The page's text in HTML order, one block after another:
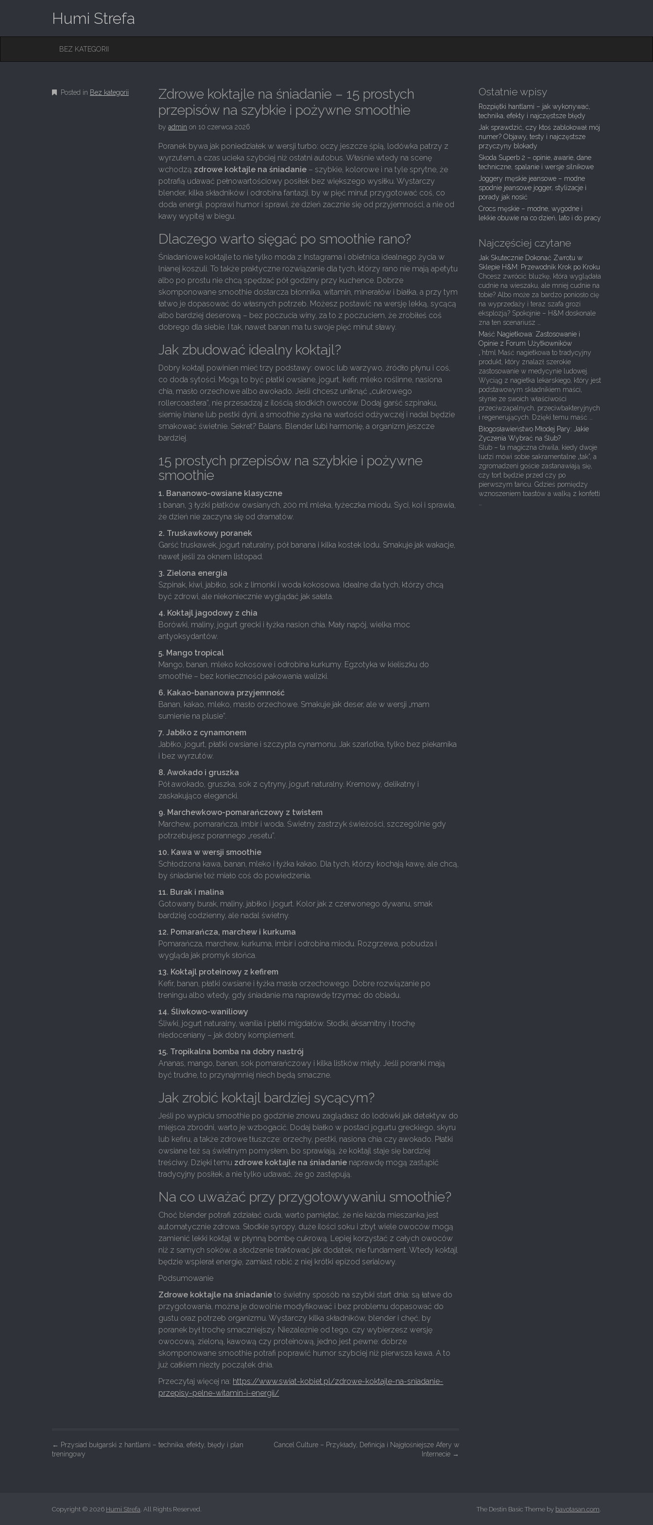
Humi Strefa
M
M
C
BEZ KATEGORII
Posted in Bez kategorii
Zdrowe koktajle na śniadanie – 15 prostych
przepisów na szybkie i pożywne smoothie
byadmin on 10 czerwca 2026
Poranek bywa jak poniedziałek w wersji turbo: oczy jeszcze śpią, lodówka patrzy z
wyrzutem, a czas ucieka szybciej niż ostatni autobus. Właśnie wtedy na scenę
wchodzą zdrowe koktajle na śniadanie – szybkie, kolorowe i na tyle sprytne, że
potrafią udawać pełnowartościowy posiłek bez większego wysiłku. Wystarczy
blender, kilka składników i odrobina fantazji, by w pięć minut przygotować coś, co
doda energii, poprawi humor i sprawi, że dzień zacznie się od przyjemności, a nie od
kawy wypitej w biegu.
Dlaczego warto sięgać po smoothie rano?
Śniadaniowe koktajle to nie tylko moda z Instagrama i obietnica idealnego życia w
lnianej koszuli. To także praktyczne rozwiązanie dla tych, którzy rano nie mają apetytu
albo po prostu nie chcą spędzać pół godziny przy kuchence. Dobrze
skomponowane smoothie dostarcza błonnika, witamin, minerałów i białka, a przy tym
łatwo je dopasować do własnych potrzeb. Możesz postawić na wersję lekką, sycącą
albo bardziej deserową – bez poczucia winy, za to z poczuciem, że zrobiłeś coś
dobrego dla siebie. I tak, nawet banan ma tu swoje pięć minut sławy.
Jak zbudować idealny koktajl?
Dobry koktajl powinien mieć trzy podstawy: owoc lub warzywo, źródło płynu i coś,
co doda sytości. Mogą to być płatki owsiane, jogurt, kefir, mleko roślinne, nasiona
chia, masło orzechowe albo awokado. Jeśli chcesz uniknąć „cukrowego
rollercoastera”, nie przesadzaj z ilością słodkich owoców. Dodaj garść szpinaku,
siemię lniane lub pestki dyni, a smoothie zyska na wartości odżywczej i nadal będzie
smakować świetnie. Sekret? Balans. Blender lubi harmonię, a organizm jeszcze
bardziej.
15 prostych przepisów na szybkie i pożywne
smoothie
1. Bananowo-owsiane klasyczne
1 banan, 3 łyżki płatków owsianych, 200 ml mleka, łyżeczka miodu. Syci, koi i sprawia,
że dzień nie zaczyna się od dramatów.
2. Truskawkowy poranek
Garść truskawek, jogurt naturalny, pół banana i kilka kostek lodu. Smakuje jak wakacje,
nawet jeśli za oknem listopad.
3. Zielona energia
Szpinak, kiwi, jabłko, sok z limonki i woda kokosowa. Idealne dla tych, którzy chcą
być zdrowi, ale niekoniecznie wyglądać jak sałata.
4. Koktajl jagodowy z chia
Borówki, maliny, jogurt grecki i łyżka nasion chia. Mały napój, wielka moc
antyoksydantów.
5. Mango tropical
Mango, banan, mleko kokosowe i odrobina kurkumy. Egzotyka w kieliszku do
smoothie – bez konieczności pakowania walizki.
6. Kakao-bananowa przyjemność
Banan, kakao, mleko, masło orzechowe. Smakuje jak deser, ale w wersji „mam
sumienie na plusie”.
7. Jabłko z cynamonem
Jabłko, jogurt, płatki owsiane i szczypta cynamonu. Jak szarlotka, tylko bez piekarnika
i bez wyrzutów.
8. Awokado i gruszka
Pół awokado, gruszka, sok z cytryny, jogurt naturalny. Kremowy, delikatny i
zaskakująco elegancki.
9. Marchewkowo-pomarańczowy z twistem
Marchew, pomarańcza, imbir i woda. Świetny zastrzyk świeżości, szczególnie gdy
potrzebujesz porannego „resetu”.
10. Kawa w wersji smoothie
Schłodzona kawa, banan, mleko i łyżka kakao. Dla tych, którzy kochają kawę, ale chcą,
by śniadanie też miało coś do powiedzenia.
11. Burak i malina
Gotowany burak, maliny, jabłko i jogurt. Kolor jak z czerwonego dywanu, smak
bardziej codzienny, ale nadal świetny.
12. Pomarańcza, marchew i kurkuma
Pomarańcza, marchew, kurkuma, imbir i odrobina miodu. Rozgrzewa, pobudza i
wygląda jak promyk słońca.
13. Koktajl proteinowy z kefirem
Kefir, banan, płatki owsiane i łyżka masła orzechowego. Dobre rozwiązanie po
treningu albo wtedy, gdy śniadanie ma naprawdę trzymać do obiadu.
14. Śliwkowo-waniliowy
Śliwki, jogurt naturalny, wanilia i płatki migdałów. Słodki, aksamitny i trochę
niedoceniany – jak dobry komplement.
15. Tropikalna bomba na dobry nastrój
Ananas, mango, banan, sok pomarańczowy i kilka listków mięty. Jeśli poranki mają
być trudne, to przynajmniej niech będą smaczne.
Jak zrobić koktajl bardziej sycącym?
Jeśli po wypiciu smoothie po godzinie znowu zaglądasz do lodówki jak detektyw do
miejsca zbrodni, warto je wzbogacić. Dodaj białko w postaci jogurtu greckiego, skyru
lub kefiru, a także zdrowe tłuszcze: orzechy, pestki, nasiona chia czy awokado. Płatki
owsiane też są świetnym pomysłem, bo sprawiają, że koktajl staje się bardziej
treściwy. Dzięki temu zdrowe koktajle na śniadanie naprawdę mogą zastąpić
tradycyjny posiłek, a nie tylko udawać, że go zastępują.
Na co uważać przy przygotowywaniu smoothie?
Choć blender potrafi zdziałać cuda, warto pamiętać, że nie każda mieszanka jest
automatycznie zdrowa. Słodkie syropy, duże ilości soku i zbyt wiele owoców mogą
zamienić lekki koktajl w płynną bombę cukrową. Lepiej korzystać z całych owoców
niż z samych soków, a słodzenie traktować jak dodatek, nie fundament. Wtedy koktajl
będzie wspierał energię, zamiast robić z niej krótki epizod serialowy.
Podsumowanie
Zdrowe koktajle na śniadanie to świetny sposób na szybki start dnia: są łatwe do
przygotowania, można je dowolnie modyfikować i bez problemu dopasować do
gustu oraz potrzeb organizmu. Wystarczy kilka składników, blender i chęć, by
poranek był trochę smaczniejszy. Niezależnie od tego, czy wybierzesz wersję
owocową, zieloną, kawową czy proteinową, jedno jest pewne: dobrze
skomponowane smoothie potrafi poprawić humor szybciej niż pierwsza kawa. A to
już całkiem niezły początek dnia.
Przeczytaj więcej na: https://www.swiat-kobiet.pl/zdrowe-koktajle-na-sniadanie-
przepisy-pelne-witamin-i-energii/
P
o
a
← Przysiad bułgarski z hantlami – technika, efekty, błędy i plan
treningowy
Cancel Culture – Przykłady, Definicja i Najgłośniejsze Afery w
Internecie →
Ostatnie wpisy
Rozpiętki hantlami – jak wykonywać,
technika, efekty i najczęstsze błędy
Jak sprawdzić, czy ktoś zablokował mój
numer? Objawy, testy i najczęstsze
przyczyny blokady
Skoda Superb 2 – opinie, awarie, dane
techniczne, spalanie i wersje silnikowe
Joggery męskie jeansowe – modne
spodnie jeansowe jogger, stylizacje i
porady jak nosić
Crocs męskie – modne, wygodne i
lekkie obuwie na co dzień, lato i do pracy
Najczęściej czytane
Jak Skutecznie Dokonać Zwrotu w
Sklepie H&M: Przewodnik Krok po Kroku
Chcesz zwrócić bluzkę, która wyglądała
cudnie na wieszaku, ale mniej cudnie na
tobie? Albo może za bardzo poniosło cię
na wyprzedaży i teraz szafa grozi
eksplozją? Spokojnie – H&M doskonale
zna ten scenariusz …
Maść Nagietkowa: Zastosowanie i
Opinie z Forum Użytkowników
„`html Maść nagietkowa to tradycyjny
produkt, który znalazł szerokie
zastosowanie w medycynie ludowej.
Wyciąg z nagietka lekarskiego, który jest
podstawowym składnikiem maści,
słynie ze swoich właściwości
przeciwzapalnych, przeciwbakteryjnych
i regenerujących. Dzięki temu maść …
Błogosławieństwo Młodej Pary: Jakie
Życzenia Wybrać na Ślub?
Ślub – ta magiczna chwila, kiedy dwoje
ludzi mówi sobie sakramentalne „tak”, a
zgromadzeni goście zastanawiają się,
czy tort będzie przed czy po
pierwszym tańcu. Gdzieś pomiędzy
wznoszeniem toastów a walką z konfetti
Copyright © 2026 Humi Strefa. All Rights Reserved. The Destin Basic Theme by bavotasan.com.